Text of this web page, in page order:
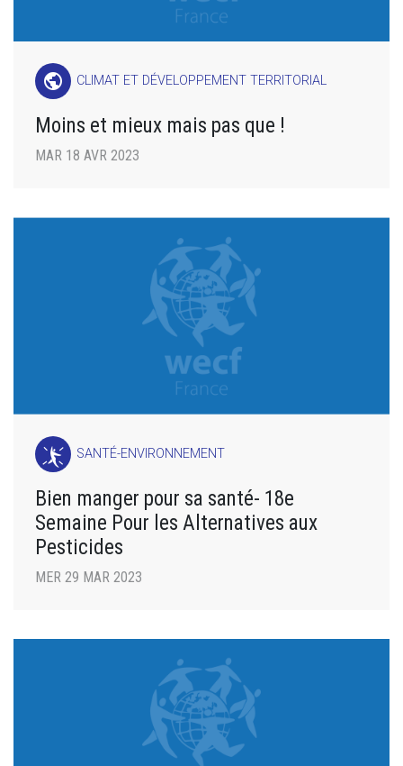
public CLIMAT ET DÉVELOPPEMENT TERRITORIAL
Moins et mieux mais pas que !
MAR 18 AVR 2023
SANTÉ-ENVIRONNEMENT
Bien manger pour sa santé- 18e
Semaine Pour les Alternatives aux
Pesticides
MER 29 MAR 2023